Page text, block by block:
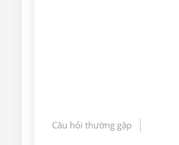
Câu hỏi thường gặp